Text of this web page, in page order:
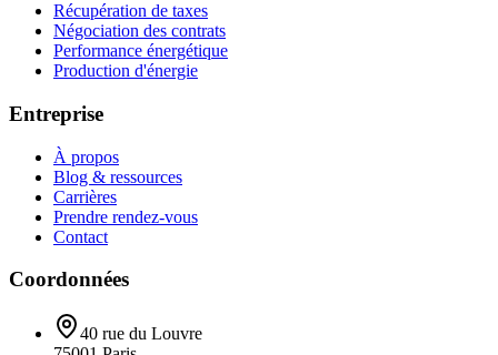
Récupération de taxes
Négociation des contrats
Performance énergétique
Production d'énergie
Entreprise
À propos
Blog & ressources
Carrières
Prendre rendez-vous
Contact
Coordonnées
40 rue du Louvre